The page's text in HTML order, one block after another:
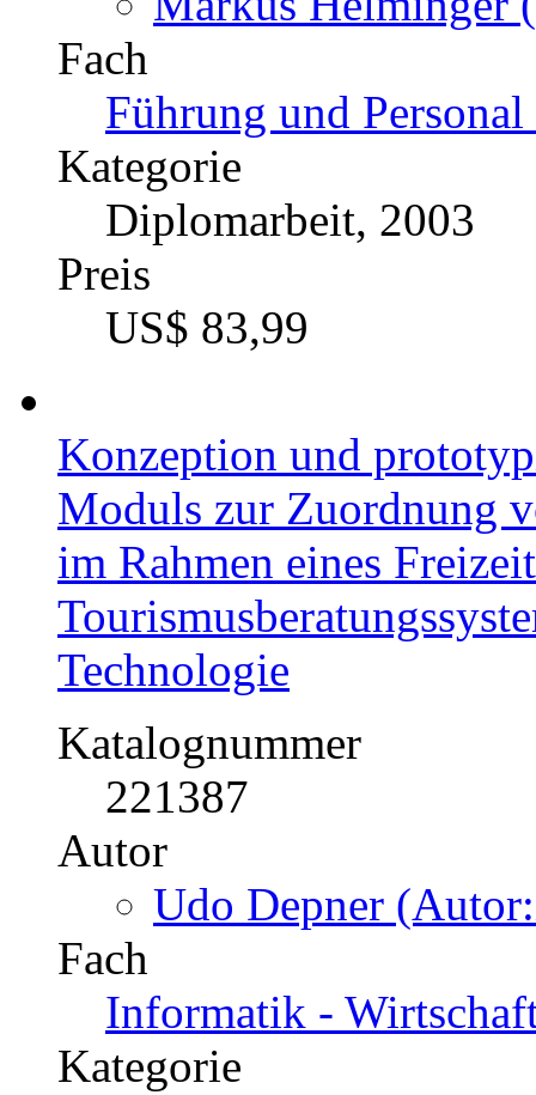
Fach
Führung und
Kategorie
Diplomarbeit, 2003
Preis
US$ 83,99
Konzeption und
Moduls zur Zuordnung
im Rahmen eines
Technologie
Katalognummer
221387
Autor
Udo Depner
Fach
Informatik -
Kategorie